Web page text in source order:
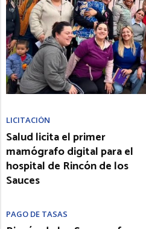
LICITACIÓN
Salud licita el primer
mamógrafo digital para el
hospital de Rincón de los
Sauces
PAGO DE TASAS